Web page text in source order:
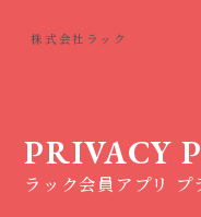
株式会社ラック
PRIVACY
ラック会員アプリ プ